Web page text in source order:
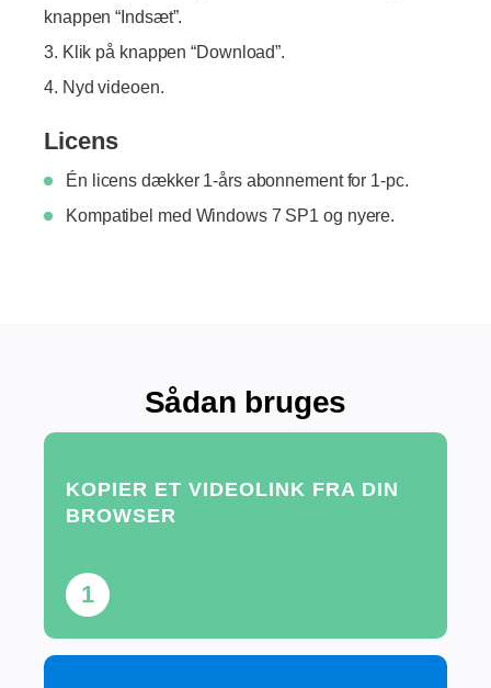
knappen “Indsæt”.
Klik på knappen “Download”.
Nyd videoen.
Licens
Én licens dækker 1-års abonnement for 1-pc.
Kompatibel med Windows 7 SP1 og nyere.
Sådan bruges
1
KOPIER ET VIDEOLINK FRA DIN
BROWSER